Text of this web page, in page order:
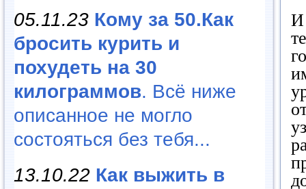
05.11.23 Кому за 50.Как
бросить курить и
похудеть на 30
килограммов. Всё ниже
описанное не могло
состояться без тебя...
13.10.22 Как выжить в
И